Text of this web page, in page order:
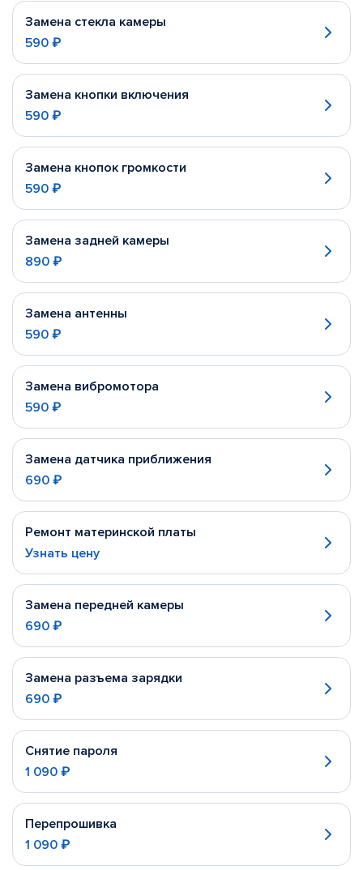
Замена стекла камеры
590 ₽
Замена кнопки включения
590 ₽
Замена кнопок громкости
590 ₽
Замена задней камеры
890 ₽
Замена антенны
590 ₽
Замена вибромотора
590 ₽
Замена датчика приближения
690 ₽
Ремонт материнской платы
Узнать цену
Замена передней камеры
690 ₽
Замена разъема зарядки
690 ₽
Снятие пароля
1 090 ₽
Перепрошивка
1 090 ₽